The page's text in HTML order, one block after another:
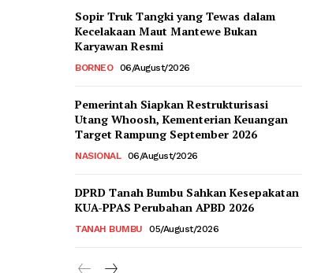
Sopir Truk Tangki yang Tewas dalam
Kecelakaan Maut Mantewe Bukan
Karyawan Resmi
BORNEO 06/August/2026
Pemerintah Siapkan Restrukturisasi
Utang Whoosh, Kementerian Keuangan
Target Rampung September 2026
NASIONAL 06/August/2026
DPRD Tanah Bumbu Sahkan Kesepakatan
KUA-PPAS Perubahan APBD 2026
TANAH BUMBU 05/August/2026